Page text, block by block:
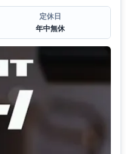
定休日
年中無休